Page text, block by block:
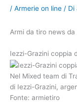
/ Armerie on line / Di
Armi da tiro news da
Iezzi-Grazini coppia
Nel Mixed team di
di Iezzi-Grazini,
Fonte: armietiro